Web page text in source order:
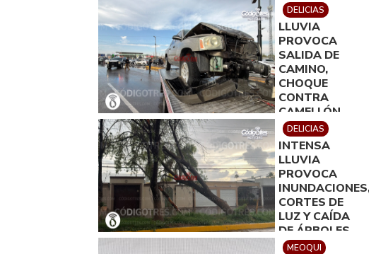
DELICIAS
DELICIAS
LLUVIA
PROVOCA
SALIDA DE
CAMINO,
CHOQUE
CONTRA
CAMELLÓN,
DERRIBO DE
DOS
ARBOTANTES
Y DAÑOS DE
100 MIL PESOS
DELICIAS
INTENSA
LLUVIA
PROVOCA
INUNDACIONES,
CORTES DE
LUZ Y CAÍDA
DE ÁRBOLES
EN DELICIAS
MEOQUI